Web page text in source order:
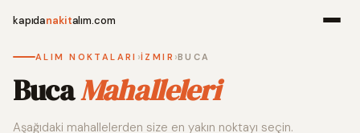
kapıdanakitalım.com
ALIM NOKTALARI ›İZMIR ›BUCA
BucaMahalleleri
Aşağıdaki mahallelerden size en yakın noktayı seçin.